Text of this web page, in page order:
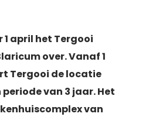
1 april het Tergooi
over. Vanaf 1
Tergooi de locatie
van 3 jaar. Het
van